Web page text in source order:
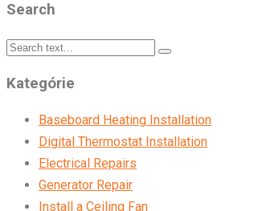
Search
Kategórie
Baseboard Heating Installation
Digital Thermostat Installation
Electrical Repairs
Generator Repair
Install a Ceiling Fan